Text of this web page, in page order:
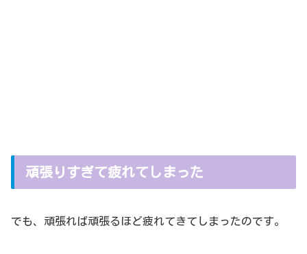
頑張りすぎて疲れてしまった
でも、頑張れば頑張るほど疲れてきてしまったのです。